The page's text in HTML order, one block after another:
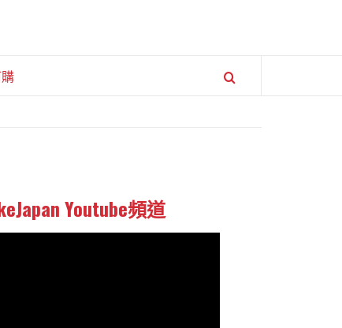
Youtube頻道